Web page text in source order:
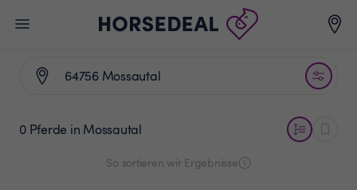
0 Pferde in Mossautal
So sortieren wir Ergebnisse